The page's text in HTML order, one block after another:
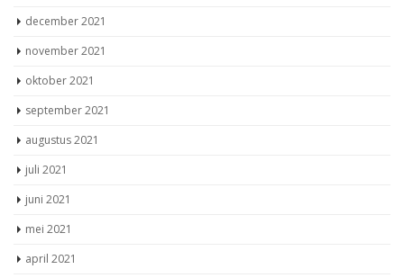
december 2021
november 2021
oktober 2021
september 2021
augustus 2021
juli 2021
juni 2021
mei 2021
april 2021